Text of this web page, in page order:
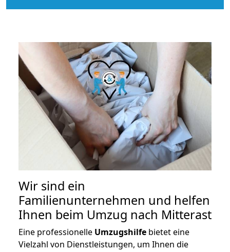
Wir sind ein
Familienunternehmen und helfen
Ihnen beim Umzug nach Mitterast
Eine professionelle Umzugshilfe bietet eine
Vielzahl von Dienstleistungen, um Ihnen die